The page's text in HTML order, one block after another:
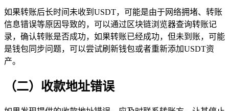
如果转账后长时间未收到USDT，可能是由于网络拥堵、转账
信息错误等原因导致的，可以通过区块链浏览器查询转账记
录，确认转账是否成功，如果转账已经成功，但未到账，可能
是钱包同步问题，可以尝试刷新钱包或者重新添加USDT资
产。
（二）收款地址错误